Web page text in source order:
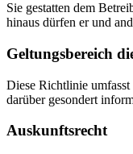
Sie gestatten dem
hinaus dürfen er und
Geltungsbereich
Diese Richtlinie
darüber gesondert
Auskunftsrecht